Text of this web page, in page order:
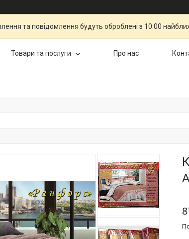
та повідомлення будуть оброблені з 10:00
Товари та послуги Про нас